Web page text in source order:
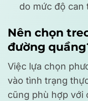
do mức độ can
Nên chọn
đường
Việc lựa chọn
vào tình trạng
cũng phù hợp với